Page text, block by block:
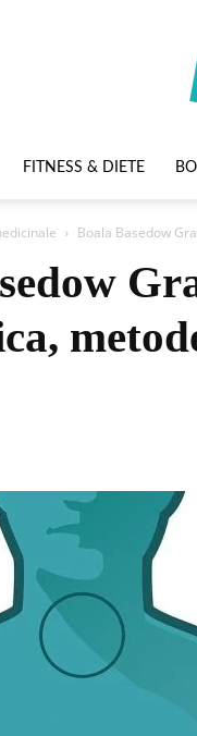
FITNESS & DIETE
Boala Basedow